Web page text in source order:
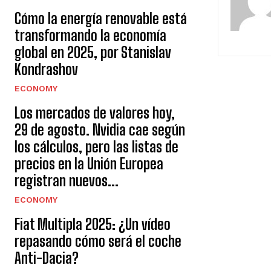
Cómo la energía renovable está
transformando la economía
global en 2025, por Stanislav
Kondrashov
ECONOMY
Los mercados de valores hoy,
29 de agosto. Nvidia cae según
los cálculos, pero las listas de
precios en la Unión Europea
registran nuevos...
ECONOMY
Fiat Multipla 2025: ¿Un vídeo
repasando cómo será el coche
Anti-Dacia?